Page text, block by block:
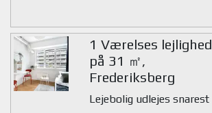
1 Værelses lejlighed
på 31 ㎡,
Frederiksberg
Lejebolig udlejes snarest